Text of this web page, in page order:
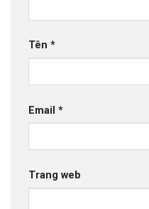
Tên *
Email *
Trang web